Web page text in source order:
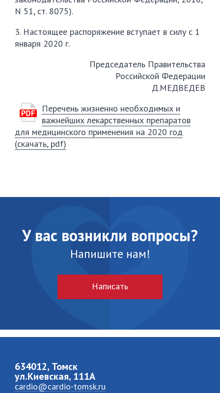
N 51, ст. 8075).
3. Настоящее распоряжение вступает в силу с 1
января 2020 г.
Председатель Правительства
Российской Федерации
Д.МЕДВЕДЕВ
Перечень жизненно необходимых и
важнейших лекарственных препаратов
для медицинского применения на 2020 год
(скачать, pdf)
У вас возникли вопросы?
Напишите нам!
Написать
634012, Томск
ул.Киевская, 111A
cardio@cardio-tomsk.ru